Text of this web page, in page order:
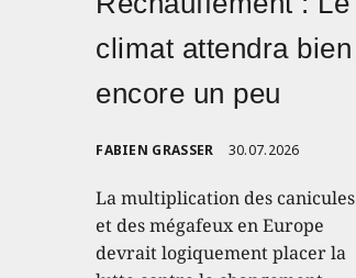
climat attendra bien
encore un peu
FABIEN GRASSER 30.07.2026
La multiplication des canicules
et des mégafeux en Europe
devrait logiquement placer la